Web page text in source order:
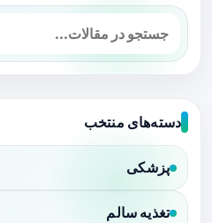
دسته‌های منتخب
پزشکی
تغذیه سالم